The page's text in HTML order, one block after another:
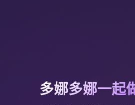
多娜多娜一起